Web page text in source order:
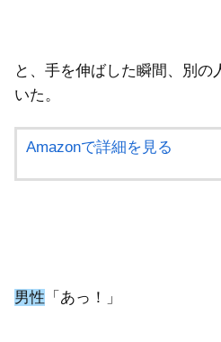
と、手を伸ばした瞬間、別の
いた。
Amazonで詳細を見る
男性 「あっ！」